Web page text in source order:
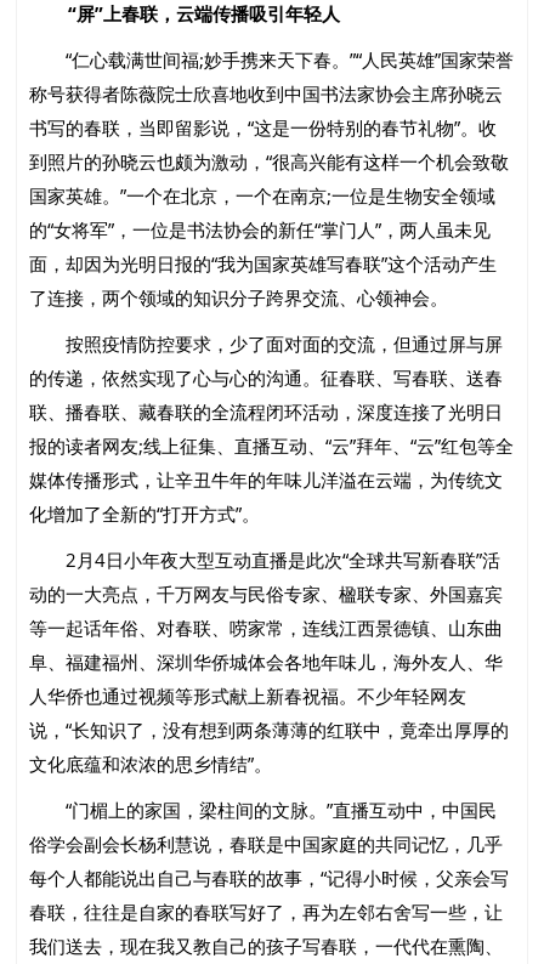
“屏”上春联，云端传播吸引年轻人
“仁心载满世间福;妙手携来天下春。”“人民英雄”国家荣誉
称号获得者陈薇院士欣喜地收到中国书法家协会主席孙晓云
书写的春联，当即留影说，“这是一份特别的春节礼物”。收
到照片的孙晓云也颇为激动，“很高兴能有这样一个机会致敬
国家英雄。”一个在北京，一个在南京;一位是生物安全领域
的“女将军”，一位是书法协会的新任“掌门人”，两人虽未见
面，却因为光明日报的“我为国家英雄写春联”这个活动产生
了连接，两个领域的知识分子跨界交流、心领神会。
按照疫情防控要求，少了面对面的交流，但通过屏与屏
的传递，依然实现了心与心的沟通。征春联、写春联、送春
联、播春联、藏春联的全流程闭环活动，深度连接了光明日
报的读者网友;线上征集、直播互动、“云”拜年、“云”红包等全
媒体传播形式，让辛丑牛年的年味儿洋溢在云端，为传统文
化增加了全新的“打开方式”。
2月4日小年夜大型互动直播是此次“全球共写新春联”活
动的一大亮点，千万网友与民俗专家、楹联专家、外国嘉宾
等一起话年俗、对春联、唠家常，连线江西景德镇、山东曲
阜、福建福州、深圳华侨城体会各地年味儿，海外友人、华
人华侨也通过视频等形式献上新春祝福。不少年轻网友
说，“长知识了，没有想到两条薄薄的红联中，竟牵出厚厚的
文化底蕴和浓浓的思乡情结”。
“门楣上的家国，梁柱间的文脉。”直播互动中，中国民
俗学会副会长杨利慧说，春联是中国家庭的共同记忆，几乎
每个人都能说出自己与春联的故事，“记得小时候，父亲会写
春联，往往是自家的春联写好了，再为左邻右舍写一些，让
我们送去，现在我又教自己的孩子写春联，一代代在熏陶、